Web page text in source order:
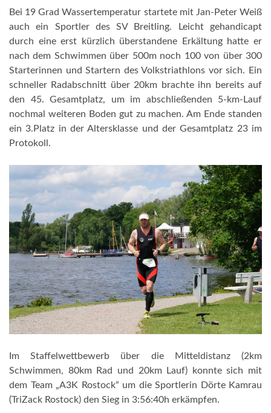
Bei 19 Grad Wassertemperatur startete mit Jan-Peter Weiß
auch ein Sportler des SV Breitling. Leicht gehandicapt
durch eine erst kürzlich überstandene Erkältung hatte er
nach dem Schwimmen über 500m noch 100 von über 300
Starterinnen und Startern des Volkstriathlons vor sich. Ein
schneller Radabschnitt über 20km brachte ihn bereits auf
den 45. Gesamtplatz, um im abschließenden 5-km-Lauf
nochmal weiteren Boden gut zu machen. Am Ende standen
ein 3.Platz in der Altersklasse und der Gesamtplatz 23 im
Protokoll.
Im Staffelwettbewerb über die Mitteldistanz (2km
Schwimmen, 80km Rad und 20km Lauf) konnte sich mit
dem Team „A3K Rostock“ um die Sportlerin Dörte Kamrau
(TriZack Rostock) den Sieg in 3:56:40h erkämpfen.